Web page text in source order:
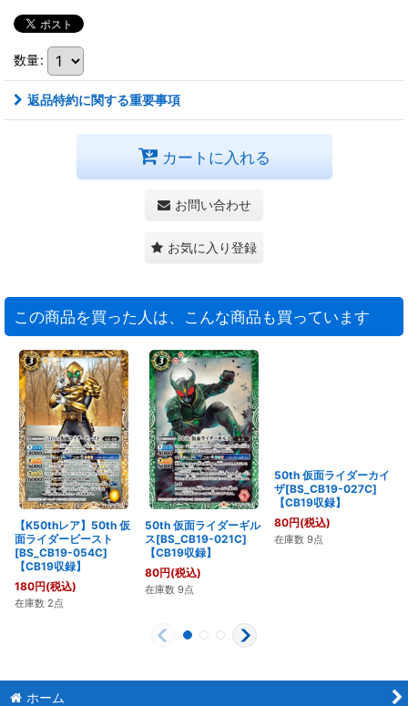
数量:
返品特約に関する重要事項
カートに入れる
お問い合わせ
お気に入り登録
この商品を買った人は、こんな商品も買っています
【K50thレア】50th 仮
面ライダービースト
[BS_CB19-054C]
【CB19収録】
180円(税込)
在庫数 2点
50th 仮面ライダーギル
ス[BS_CB19-021C]
【CB19収録】
80円(税込)
在庫数 9点
50th 仮面ライダーカイ
ザ[BS_CB19-027C]
ホーム